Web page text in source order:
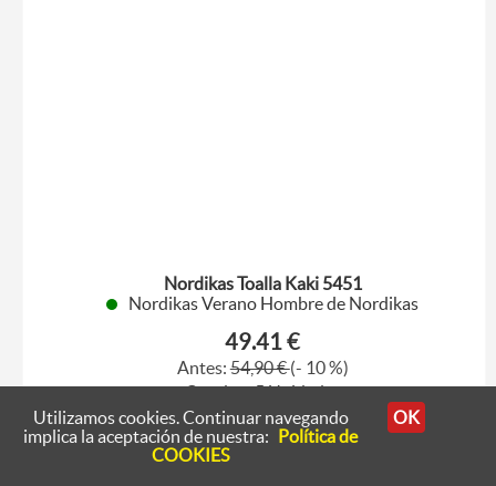
Nordikas Toalla Kaki 5451
Nordikas Verano Hombre de Nordikas
49.41 €
Antes:54,90 €(- 10 %)
Quedan: 5 Unidades
42
43 44
Utilizamos cookies. Continuar navegando
implica la aceptación de nuestra: Política de
COOKIES
OK